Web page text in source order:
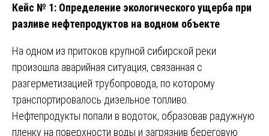
Кейс № 1: Определение экологического ущерба при
разливе нефтепродуктов на водном объекте
На одном из притоков крупной сибирской реки
произошла аварийная ситуация, связанная с
разгерметизацией трубопровода, по которому
транспортировалось дизельное топливо.
Нефтепродукты попали в водоток, образовав радужную
пленку на поверхности воды и загрязнив береговую